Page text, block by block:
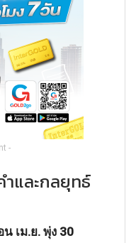
-
และกลยุทธ์
เม.ย. พุ่ง 30